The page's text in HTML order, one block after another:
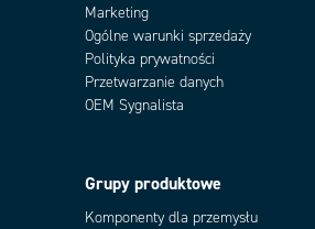
Marketing
Ogólne warunki sprzedaży
Polityka prywatności
Przetwarzanie danych
OEM Sygnalista
Grupy produktowe
Komponenty dla przemysłu